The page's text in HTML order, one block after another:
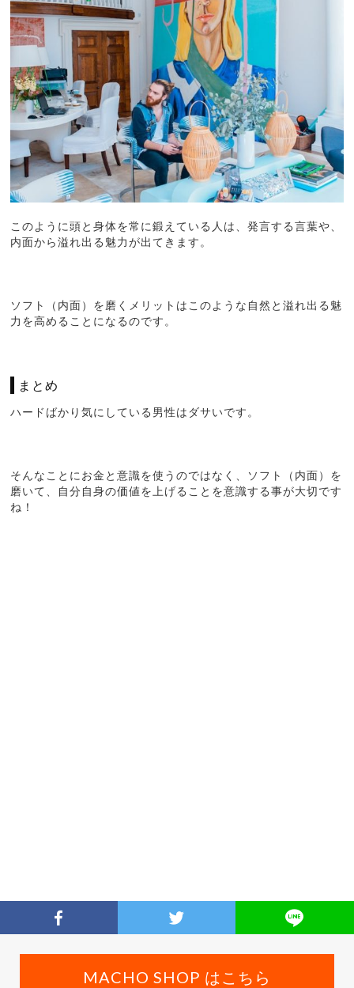
このように頭と身体を常に鍛えている人は、発言する言葉や、
内面から溢れ出る魅力が出てきます。
ソフト（内面）を磨くメリットはこのような自然と溢れ出る魅
力を高めることになるのです。
まとめ
ハードばかり気にしている男性はダサいです。
そんなことにお金と意識を使うのではなく、ソフト（内面）を
磨いて、自分自身の価値を上げることを意識する事が大切です
ね！
MACHO SHOP はこちら